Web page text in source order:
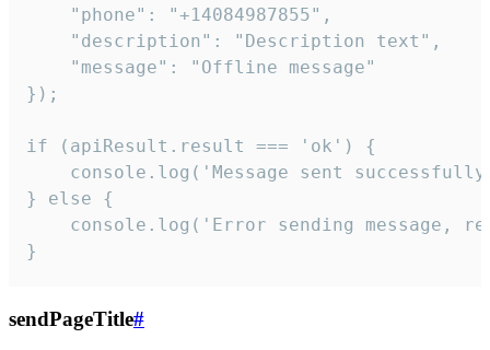
    "phone": "+14084987855",
    "description": "Description text",
    "message": "Offline message"
});
if (apiResult.result === 'ok') {
console.log('Message sent
} else {
console.log('Error sending message,
}
sendPageTitle#